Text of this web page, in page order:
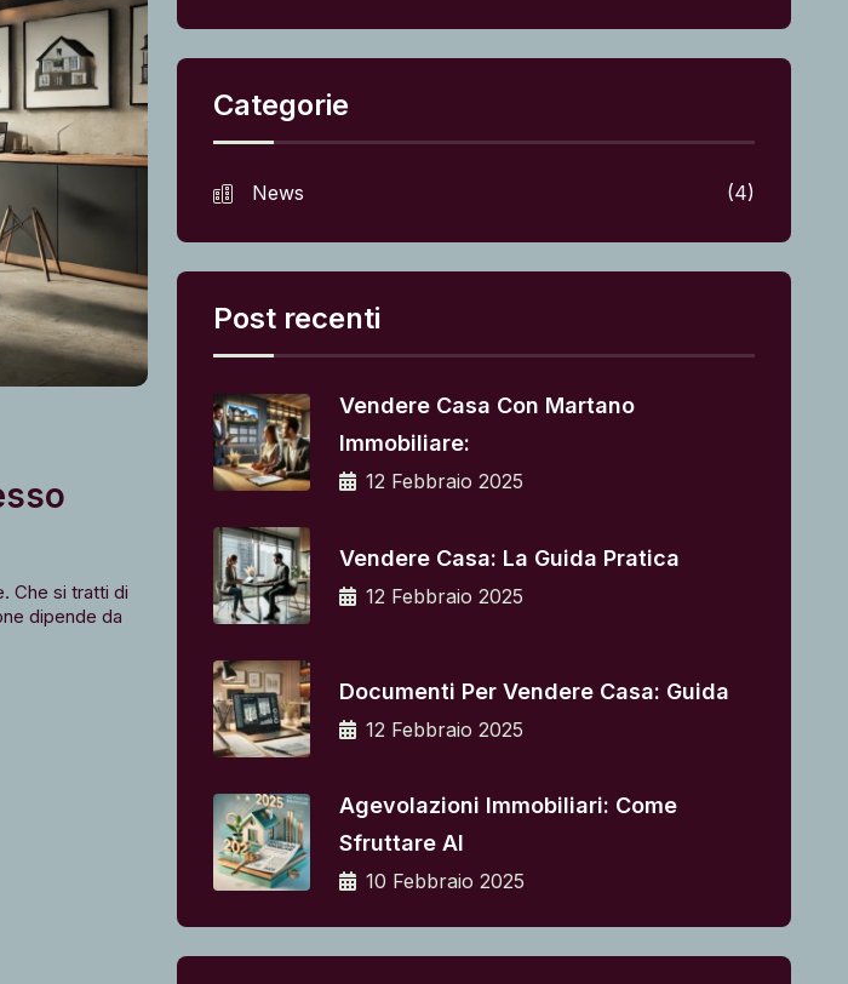
Che si tratti di
dipende da
Categorie
News (4)
Post recenti
Vendere Casa Con Martano
Immobiliare:
12 Febbraio 2025
Vendere Casa: La Guida Pratica
12 Febbraio 2025
Documenti Per Vendere Casa: Guida
12 Febbraio 2025
Agevolazioni Immobiliari: Come
Sfruttare Al
10 Febbraio 2025